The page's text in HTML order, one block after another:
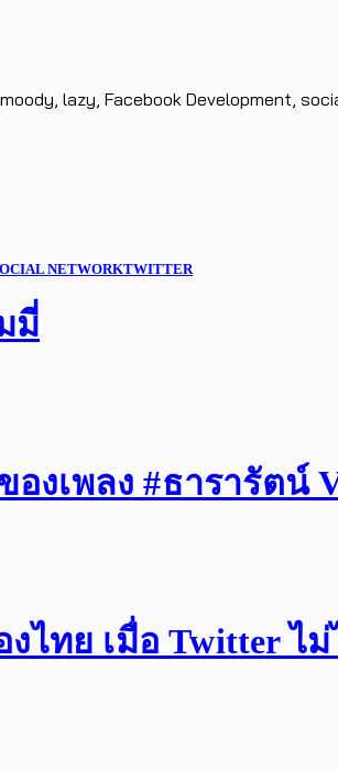
lazy, Facebook Development,
NETWORKTWITTER
มี่
งเพลง #ธารารัตน์
ไทย เมื่อ Twitter ไ